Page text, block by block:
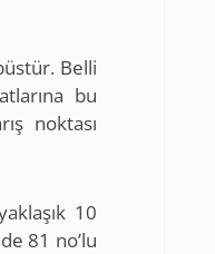
Belli
bu
noktası
10
81 no’lu